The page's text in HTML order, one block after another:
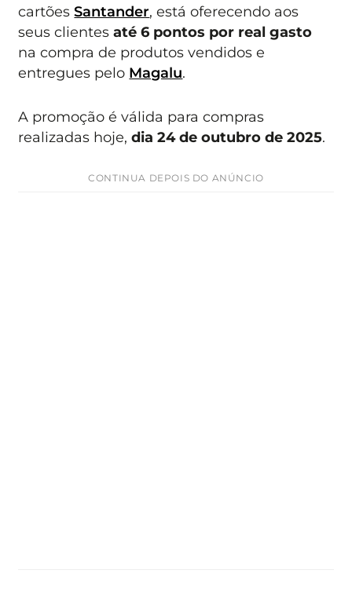
cartõesSantander, está oferecendo aos
seus clientesaté 6 pontos por real gasto
na compra de produtos vendidos e
entregues pelo Magalu.
A promoção é válida para compras
realizadas hoje,dia 24 de outubro de 2025.
CONTINUA DEPOIS DO ANÚNCIO